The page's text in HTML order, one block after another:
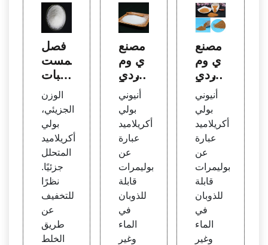
فصل
المست
حلبات
المنتج
ة عن
عمليا
ت اس
تخلا
ص ال
زيت ا
لمعزز
ة للفا
عل با
لسط
الوزن
الجزيئي،
بولي
أكريلاميد
المتحلل
جزئيًا.
نظرًا
للتخفيف
عن
طريق
الخلط
مصنع
ي وم
وردي
بولي أ
كريلام
يد أنيو
ني |
Oub
o
أنيوني
بولي
أكريلاميد
عبارة
عن
بوليمرات
قابلة
للذوبان
في
الماء
وغير
مصنع
ي وم
وردي
بولي أ
كريلام
يد أنيو
ني |
Oub
o
أنيوني
بولي
أكريلاميد
عبارة
عن
بوليمرات
قابلة
للذوبان
في
الماء
وغير